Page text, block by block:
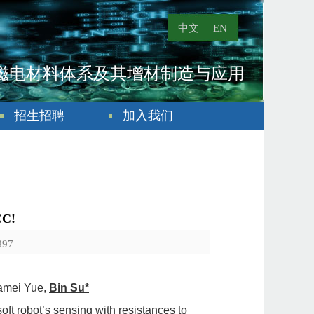
中文 EN
电材料体系及其增材制造与应用
招生招聘 加入我们
Yue, Bin Su*
robot’s sensing with resistances to